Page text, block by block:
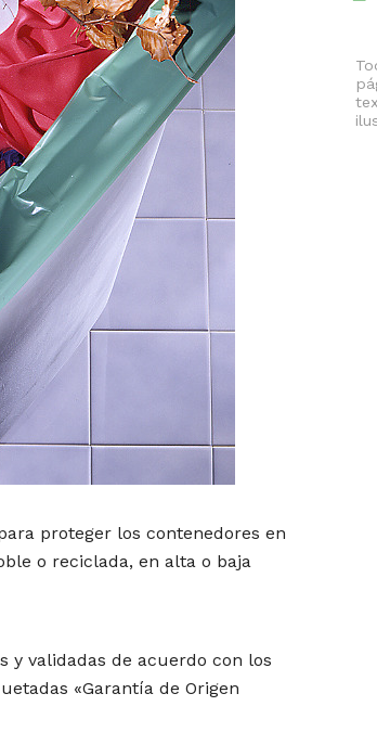
proteger los contenedores en
o reciclada, en alta o baja
y validadas de acuerdo con los
«Garantía de Origen